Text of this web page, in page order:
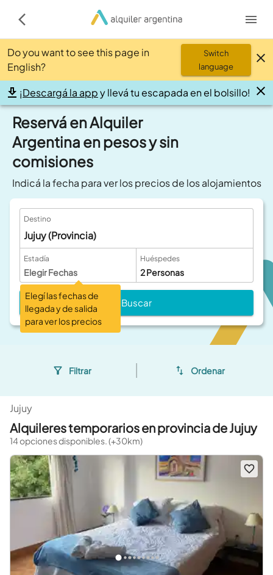
Do you want to see this page in
English?
Switch
language
¡Descargá la appy llevá tu escapada en el bolsillo!
Reservá en Alquiler
Argentina en pesos y sin
comisiones
Indicá la fecha para ver los precios de los alojamientos
Destino
Jujuy (Provincia)
Estadía
Elegir Fechas
Huéspedes
2Personas
Buscar
Filtrar Ordenar
Jujuy
Alquileres temporarios en provincia de Jujuy
14 opciones disponibles. (+30km)
Elegí las fechas de
llegada y de salida
para ver los precios